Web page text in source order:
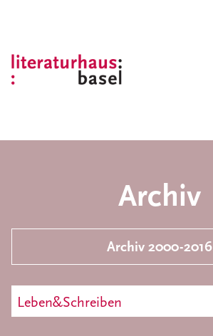
Archiv
Archiv 2000-2016
Leben&Schreiben